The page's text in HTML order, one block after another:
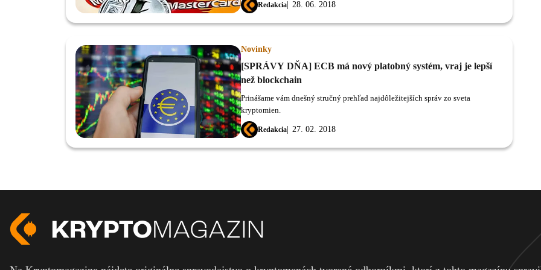
Redakcia 28. 06. 2018
však v Japonsku • Florida zavádza dohľad nad ICO, zámerom nie ú reštrikcie •
CEO Coinbase oznámil spustenie charitatívnej organizácie • Dan Larimer
na 130 kryptoprípadoch Získajte exkluzívne členstvo na Trading 11 iba za 10€
Novinky
[SPRÁVY DŇA] ECB má nový platobný systém, vraj je lepší
než blockchain
Redakcia 27. 02. 2018
Prinášame vám dnešný stručný prehľad najdôležitejších správ zo sveta
kryptomien.